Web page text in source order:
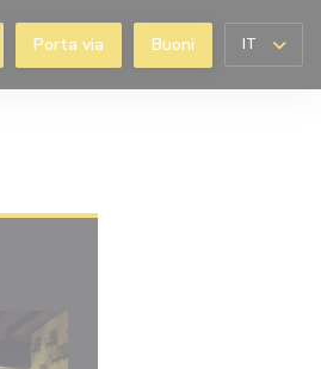
Porta via Buoni IT